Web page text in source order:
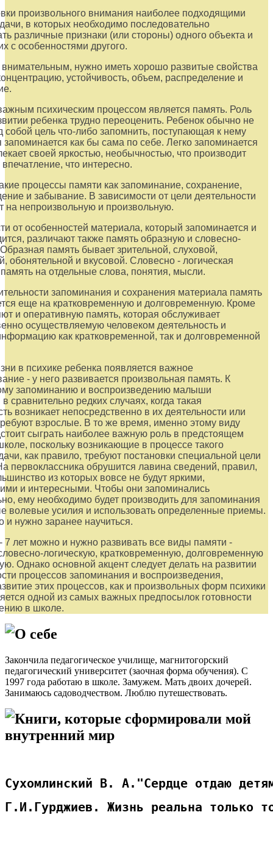
произвольного внимания наиболее подходящими
в которых необходимо последовательно
различные признаки (или стороны) одного объекта и
с особенностями другого.
нужно иметь хорошо развитые свойства
устойчивость, объем, распределение и
психическим процессом является память. Роль
ребенка трудно переоценить. Ребенок обычно не
собой цель что-либо запомнить, поступающая к нему
как бы сама по себе. Легко запоминается
своей яркостью, необычностью, что производит
что интересно.
процессы памяти как запоминание, сохранение,
и забывание. В зависимости от цели деятельности
на непроизвольную и произвольную.
от особенностей материала, который запоминается и
различают также память образную и словесно-
память бывает зрительной, слуховой,
обонятельной и вкусовой. Словесно - логическая
на отдельные слова, понятия, мысли.
запоминания и сохранения материала память
еще на кратковременную и долговременную. Кроме
и оперативную память, которая обслуживает
осуществляемую человеком деятельность и
как кратковременной, так и долговременной
в психике ребенка появляется важное
- у него развивается произвольная память. К
запоминанию и воспроизведению малыши
сравнительно редких случаях, когда такая
возникает непосредственно в их деятельности или
взрослые. В то же время, именно этому виду
сыграть наиболее важную роль в предстоящем
поскольку возникающие в процессе такого
как правило, требуют постановки специальной цели
первоклассника обрушится лавина сведений, правил,
из которых вовсе не будут яркими,
и интересными. Чтобы они запоминались
ему необходимо будет производить для запоминания
волевые усилия и использовать определенные приемы.
нужно заранее научиться.
7 лет можно и нужно развивать все виды памяти -
логическую, кратковременную, долговременную
Однако основной акцент следует делать на развитии
процессов запоминания и воспроизведения,
этих процессов, как и произвольных форм психики
одной из самых важных предпосылок готовности
в школе.
О себе
Закончила педагогическое училище, магнитогорский
педагогический университет (заочная форма обучения). С
1997 года работаю в школе. Замужем. Мать двоих дочерей.
Занимаюсь садоводчеством. Люблю путешествовать.
Книги, которые сформировали мой
внутренний мир
Сухомлинский В. А."Сердце отдаю
Г.И.Гурджиев. Жизнь реальна только